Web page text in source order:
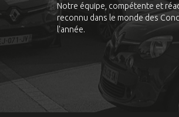
Notre équipe, compétente et
reconnu dans le monde des
l'année.